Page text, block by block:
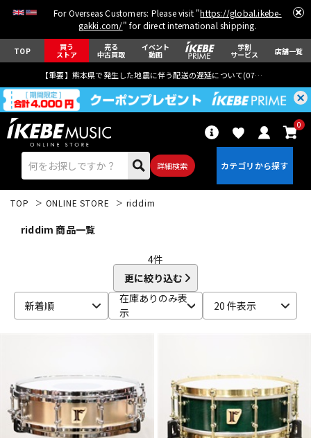
For Overseas Customers: Please visit "https://global.ikebe-
gakki.com/" for direct international shipping.
TOP 買う
ストア
売る
中古買取
イベント
動画
学割
サービス 店舗一覧
【重要】熊本県で発生した地震に伴う配送の遅延について(07月29日
詳細検索
0
ドラム パーカッション
キーボード 電子ピアノ
TOP ONLINE STORE riddim
riddim 商品一覧
4件
更に絞り込む
新着順
在庫ありのみ表
示
20 件表示